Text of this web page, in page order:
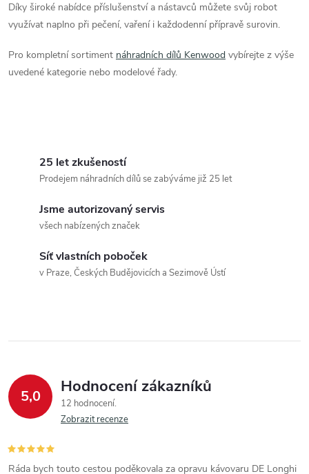
ý
p
i
Díky široké nabídce příslušenství a nástavců můžete svůj robot
využívat naplno při pečení, vaření i každodenní přípravě surovin.
Pro kompletní sortiment náhradních dílů Kenwood vybírejte z výše
uvedené kategorie nebo modelové řady.
25 let zkušeností
Prodejem náhradních dílů se zabýváme již 25 let
Jsme autorizovaný servis
všech nabízených značek
Síť vlastních poboček
v Praze, Českých Budějovicích a Sezimově Ústí
5,0 Hodnocení zákazníků
12 hodnocení
Zobrazit recenze
Ráda bych touto cestou poděkovala za opravu kávovaru DE Longhi